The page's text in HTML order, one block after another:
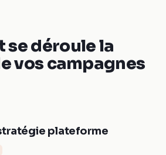
se déroule la
vos campagnes
plateforme